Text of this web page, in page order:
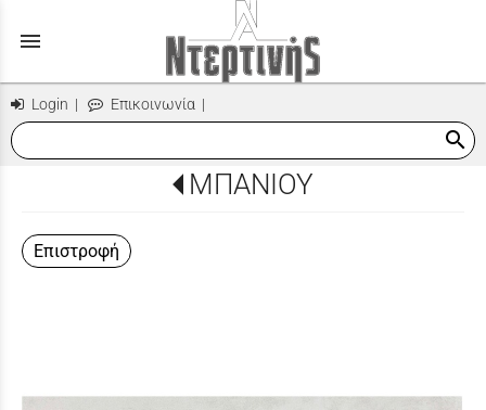
menu
Login | Επικοινωνία |
search
ΜΠΑΝΙΟΥ
Επιστροφή